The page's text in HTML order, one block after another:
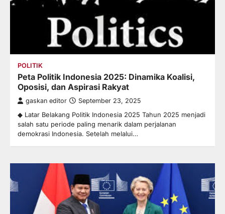
POLITIK
Peta Politik Indonesia 2025: Dinamika Koalisi,
Oposisi, dan Aspirasi Rakyat
gaskan editor September 23, 2025
◆ Latar Belakang Politik Indonesia 2025 Tahun 2025 menjadi
salah satu periode paling menarik dalam perjalanan
demokrasi Indonesia. Setelah melalui…